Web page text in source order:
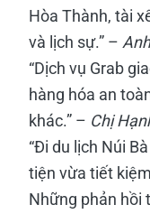
Hòa Thành, tài
và lịch sự.” –
“Dịch vụ Grab
hàng hóa an
khác.” – Chị
“Đi du lịch Núi
tiện vừa tiết
Những phản hồi